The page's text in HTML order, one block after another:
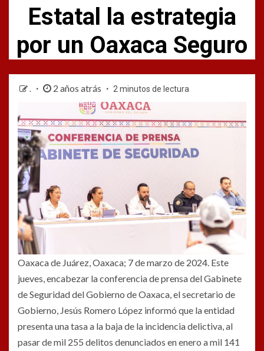
Estatal la estrategia
por un Oaxaca Seguro
. 2 años atrás 2 minutos de lectura
Oaxaca de Juárez, Oaxaca; 7 de marzo de 2024. Este
jueves, encabezar la conferencia de prensa del Gabinete
de Seguridad del Gobierno de Oaxaca, el secretario de
Gobierno, Jesús Romero López informó que la entidad
presenta una tasa a la baja de la incidencia delictiva, al
pasar de mil 255 delitos denunciados en enero a mil 141